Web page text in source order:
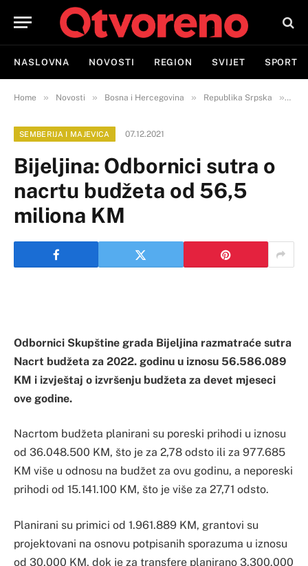
NASLOVNA NOVOSTI REGION SVIJET SPORT
Home » Novosti » Bosna i Hercegovina » Republika Srpska »
SEMBERIJA I MAJEVICA 07.12.2021
Bijeljina: Odbornici sutra o
nacrtu budžeta od 56,5
miliona KM
Odbornici Skupštine grada Bijeljina razmatraće sutra
Nacrt budžeta za 2022. godinu u iznosu 56.586.089
KM i izvještaj o izvršenju budžeta za devet mjeseci
ove godine.
Nacrtom budžeta planirani su poreski prihodi u iznosu
od 36.048.500 KM, što je za 2,78 odsto ili za 977.685
KM više u odnosu na budžet za ovu godinu, a neporeski
prihodi od 15.141.100 KM, što je više za 27,71 odsto.
Planirani su primici od 1.961.889 KM, grantovi su
projektovani na osnovu potpisanih sporazuma u iznosu
od 30.000 KM, dok je za transfere planirano 3.300.000